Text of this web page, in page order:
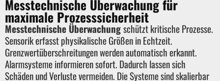
Messtechnische Überwachung für
maximale Prozesssicherheit
Messtechnische Überwachungschützt kritische Prozesse.
Sensorik erfasst physikalische Größen in Echtzeit.
Grenzwertüberschreitungen werden automatisch erkannt.
Alarmsysteme informieren sofort. Dadurch lassen sich
Schäden und Verluste vermeiden. Die Systeme sind skalierbar